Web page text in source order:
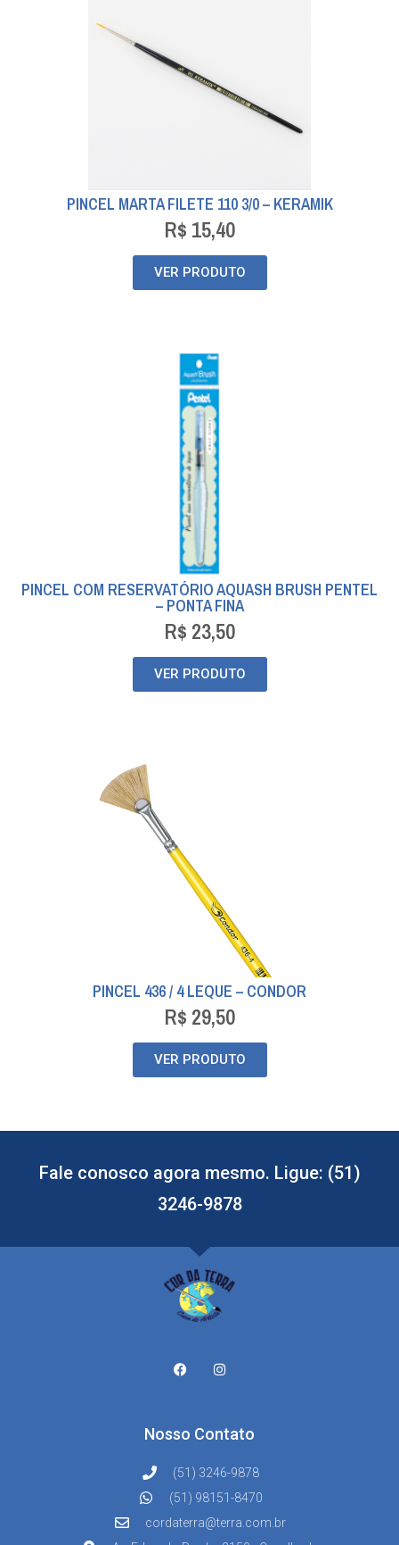
PINCEL MARTA FILETE 110 3/0 – KERAMIK
R$ 15,40
VER PRODUTO
PINCEL COM RESERVATÓRIO AQUASH BRUSH PENTEL
– PONTA FINA
R$ 23,50
VER PRODUTO
PINCEL 436 / 4 LEQUE – CONDOR
R$ 29,50
VER PRODUTO
Fale conosco agora mesmo. Ligue: (51)
3246-9878
Nosso Contato
(51) 3246-9878
(51) 98151-8470
cordaterra@terra.com.br